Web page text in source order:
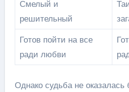
Смелый и
решительный
Готов пойти на все
ради любви
Однако судьба не оказалась